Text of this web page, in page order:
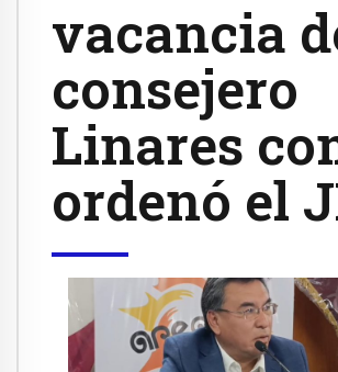
vacancia
consejero
Linares
ordenó el